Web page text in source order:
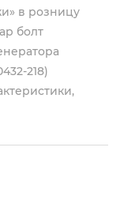
в розницу
болт
218)